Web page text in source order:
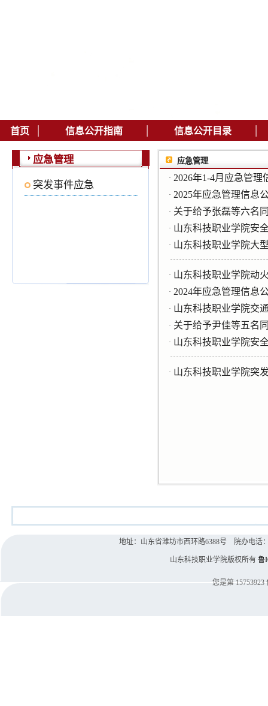
首页 | 信息公开指南 | 信息公开目录 |
应急管理
突发事件应急
应急管理
· 2026年1-4月应急管理
· 2025年应急管理信息
· 关于给予张磊​等六名
· 山东科技职业学院安
· 山东科技职业学院大
· 山东科技职业学院动
· 2024年应急管理信息
· 山东科技职业学院交
· 关于给予尹佳等五名
· 山东科技职业学院安
· 山东科技职业学院突
地址：山东省潍坊市西环路6388号 院办电话
山东科技职业学院版权所有 鲁
您是第 15753923